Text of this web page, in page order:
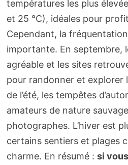
températures les plus
et 25 °C), idéales pour
Cependant, la
importante. En septembre,
agréable et les sites
pour randonner et explorer
de l’été, les tempêtes
amateurs de nature
photographes. L’hiver est
certains sentiers et plages
charme. En résumé : si